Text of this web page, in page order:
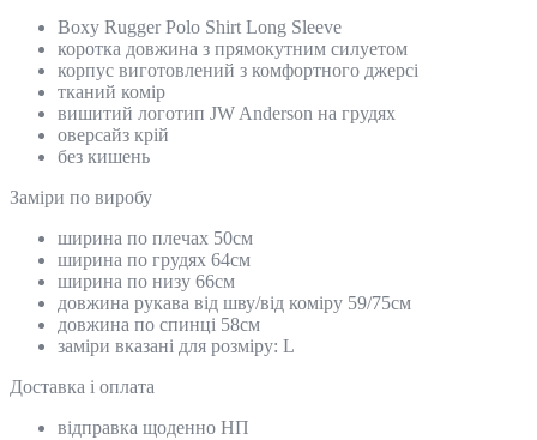
Boxy Rugger Polo Shirt Long Sleeve
коротка довжина з прямокутним силуетом
корпус виготовлений з комфортного джерсі
тканий комір
вишитий логотип JW Anderson на грудях
оверсайз крій
без кишень
Замiри по виробу
ширина по плечах 50см
ширина по грудях 64см
ширина по низу 66см
довжина рукава від шву/від коміру 59/75см
довжина по спинці 58см
заміри вказані для розміру: L
Доставка і оплата
відправка щоденно НП